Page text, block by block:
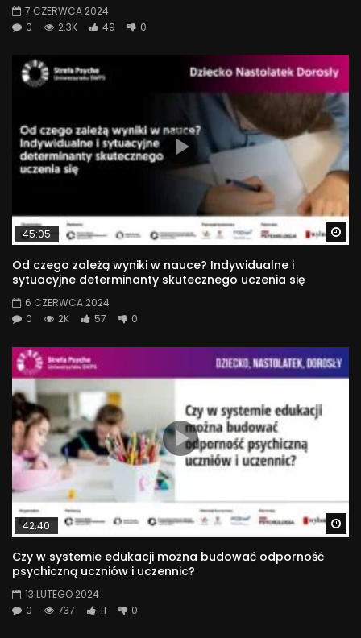
7 CZERWCA 2024
0
2.3K 49 0
45:05
Od czego zależą wyniki w nauce? Indywidualne i
sytuacyjne determinanty skutecznego uczenia się
6 CZERWCA 2024
0
2K 57 0
42:40
Czy w systemie edukacji można budować odporność
psychiczną uczniów i uczennic?
13 LUTEGO 2024
0
737 11 0